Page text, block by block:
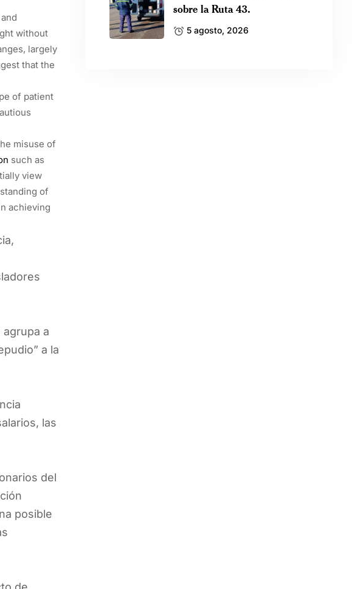
without
largely
that the
of patient
misuse of
such as
view
of
achieving
a
a la
las
del
posible
sobre la Ruta 43.
5 agosto, 2026